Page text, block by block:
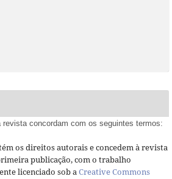
concordam com os seguintes termos:
os direitos autorais e concedem à revista
publicação, com o trabalho
licenciado sob aCreative Commons